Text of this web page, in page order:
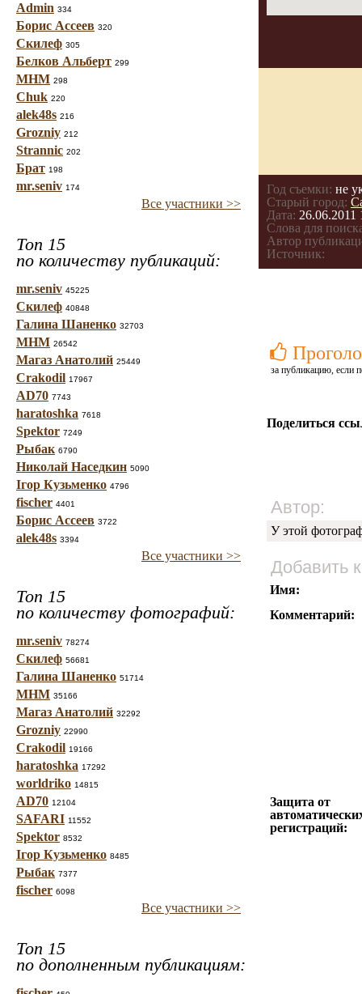
Admin 334
Борис Ассеев 320
Скилеф 305
Белков Альберт 299
МНМ 298
Chuk 220
alek48s 216
Grozniy 212
Strannic 202
Брат 198
mr.seniv 174
Все участники >>
Топ 15
по количеству публикаций:
mr.seniv 45225
Скилеф 40848
Галина Шаненко 32703
МНМ 26542
Магаз Анатолий 25449
Crakodil 17967
AD70 7743
haratoshka 7618
Spektor 7249
Рыбак 6790
Николай Наседкин 5090
Ігор Кузьменко 4796
fischer 4401
Борис Ассеев 3722
alek48s 3394
Все участники >>
Топ 15
по количеству фотографий:
mr.seniv 78274
Скилеф 56681
Галина Шаненко 51714
МНМ 35166
Магаз Анатолий 32292
Grozniy 22990
Crakodil 19166
haratoshka 17292
worldriko 14815
AD70 12104
SAFARI 11552
Spektor 8532
Ігор Кузьменко 8485
Рыбак 7377
fischer 6098
Все участники >>
Топ 15
по дополненным публикациям:
Год съемки: не
Старый город:
Дата: 26.06.2011
Слова для
Автор
Источник:
за публикацию, если
Поделиться
Автор:
У этой
Добавить
Имя:
Комментарий:
Защита от
регистраций: